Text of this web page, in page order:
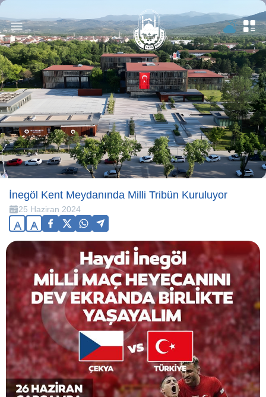
İnegöl Kent Meydanında Milli Tribün Kuruluyor
25 Haziran 2024
A A